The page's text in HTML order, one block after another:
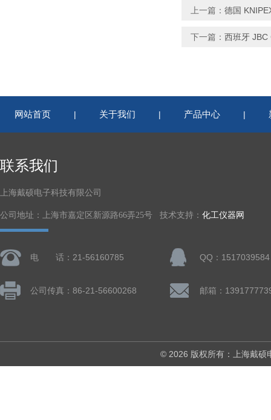
上一篇： 德国
下一篇： 西班牙 JBC
网站首页 | 关于我们 | 产品中心 |
联系我们
上海戴硕电子科技有限公司
公司地址：上海市嘉定区新源路66弄25号 技术支持： 化工仪器网
电 话：21-56160785 QQ：1517039584
公司传真：86-21-56600268
© 2026 版权所有：上海戴